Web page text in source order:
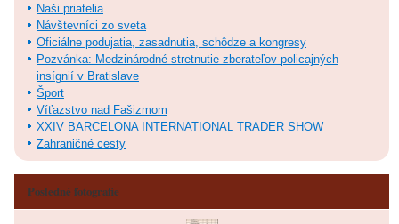
Naši priatelia
Návštevníci zo sveta
Oficiálne podujatia, zasadnutia, schôdze a kongresy
Pozvánka: Medzinárodné stretnutie zberateľov policajných
insígnií v Bratislave
Šport
Víťazstvo nad Fašizmom
XXIV BARCELONA INTERNATIONAL TRADER SHOW
Zahraničné cesty
Posledné fotografie